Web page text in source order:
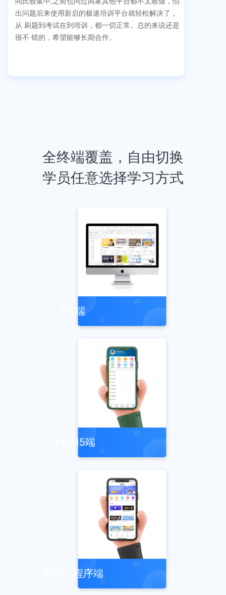
出问题后来使用新启的极速培训平台就轻松解决了，
从 刷题到考试在到培训，都一切正常。总的来说还是
很不 错的，希望能够长期合作。
全终端覆盖，自由切换
学员任意选择学习方式
PC端
手机H5端
微信小程序端